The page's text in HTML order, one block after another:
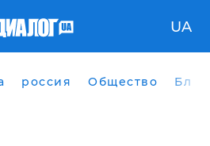
UA
россия Общество